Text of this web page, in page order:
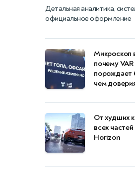
Детальная аналитика,
официальное оформление
Микроскоп
почему
порождает
чем
От худших
всех
Horizon